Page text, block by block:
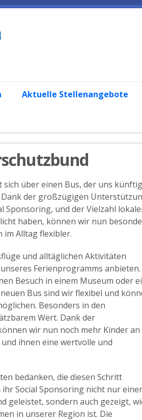
Aktuelle Stellenangebote
sich über einen Bus, der uns künftig
der großzügigen
Sponsoring, und der Vielzahl
haben, können wir nun
im Alltag flexibler.
und alltäglichen Aktivitäten
Ferienprogramms anbieten.
Besuch in einem Museum oder
Bus sind wir flexibel und
Besonders in den
Wert. Dank der
wir nun noch mehr Kinder an
ihnen eine wertvolle und
bedanken, die diesen Schritt
Social Sponsoring nicht nur
geleistet, sondern auch gezeigt,
in unserer Region ist. Die